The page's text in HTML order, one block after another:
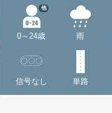
0～24歳
他
雨
信号なし 単路